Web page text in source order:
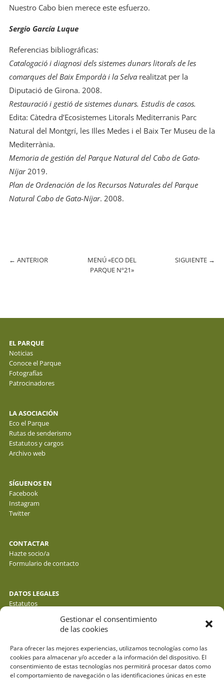
Gestionar el consentimiento
de las cookies
Para ofrecer las mejores experiencias, utilizamos tecnologías como las
cookies para almacenar y/o acceder a la información del dispositivo. El
consentimiento de estas tecnologías nos permitirá procesar datos como
el comportamiento de navegación o las identificaciones únicas en este
Nuestro Cabo bien merece este esfuerzo.
Sergio García Luque
Referencias bibliográficas:
Catalogació i diagnosi dels sistemes dunars litorals de les
comarques del Baix Empordà i la Selvarealitzat per la
Diputació de Girona. 2008.
Restauració i gestió de sistemes dunars. Estudis de casos.
Edita: Càtedra d’Ecosistemes Litorals Mediterranis Parc
Natural del Montgrí, les Illes Medes i el Baix Ter Museu de la
Mediterrània.
Memoria de gestión del Parque Natural del Cabo de Gata-
Níjar2019.
Plan de Ordenación de los Recursos Naturales del Parque
Natural Cabo de Gata-Níjar. 2008.
← ANTERIOR
MENÚ «ECO DEL
PARQUE Nº21»
SIGUIENTE →
EL PARQUE
Noticias
Conoce el Parque
Fotografías
Patrocinadores
LA ASOCIACIÓN
Eco el Parque
Rutas de senderismo
Estatutos y cargos
Archivo web
SÍGUENOS EN
Facebook
Instagram
Twitter
CONTACTAR
Hazte socio/a
Formulario de contacto
DATOS LEGALES
Estatutos
Política de cookies